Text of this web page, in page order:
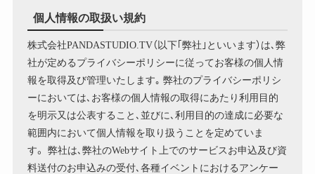
個人情報の取扱い規約
株式会社PANDASTUDIO.TV（以下｢弊社｣といいます）は､弊
社が定めるプライバシーポリシーに従ってお客様の個人情
報を取得及び管理いたします｡ 弊社のプライバシーポリシ
ーにおいては､お客様の個人情報の取得にあたり利用目的
を明示又は公表すること､並びに､利用目的の達成に必要な
範囲内において個人情報を取り扱うことを定めていま
す。 弊社は､弊社のWebサイト上でのサービスお申込及び資
料送付のお申込みの受付､各種イベントにおけるアンケー